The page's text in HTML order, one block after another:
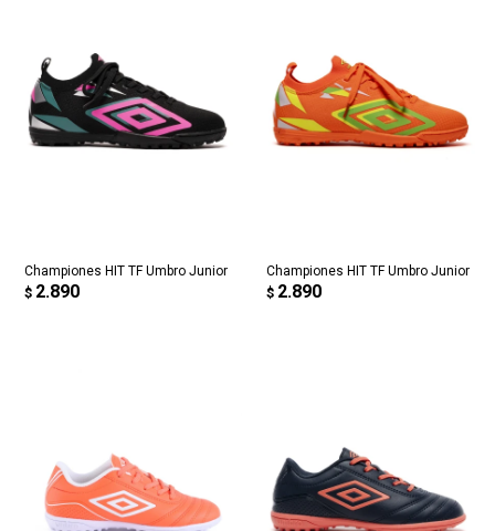
Championes HIT TF Umbro Junior
$ 2.890
Championes HIT TF Umbro Junior
$ 2.890